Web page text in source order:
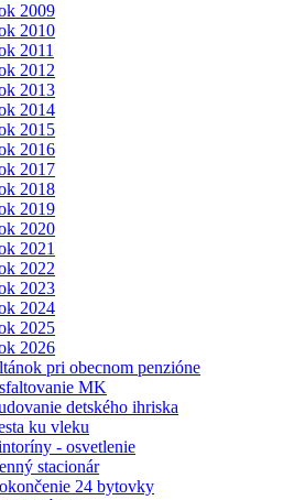
2009
2010
2011
2012
2013
2014
2015
2016
2017
2018
2019
2020
2021
2022
2023
2024
2025
2026
pri obecnom penzióne
MK
detského ihriska
ku vleku
- osvetlenie
stacionár
24 bytovky